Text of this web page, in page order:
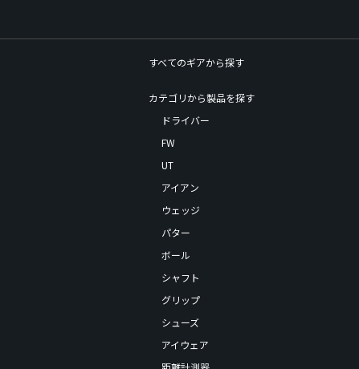
すべてのギアから探す
カテゴリから製品を探す
ドライバー
FW
UT
アイアン
ウェッジ
パター
ボール
シャフト
グリップ
シューズ
アイウェア